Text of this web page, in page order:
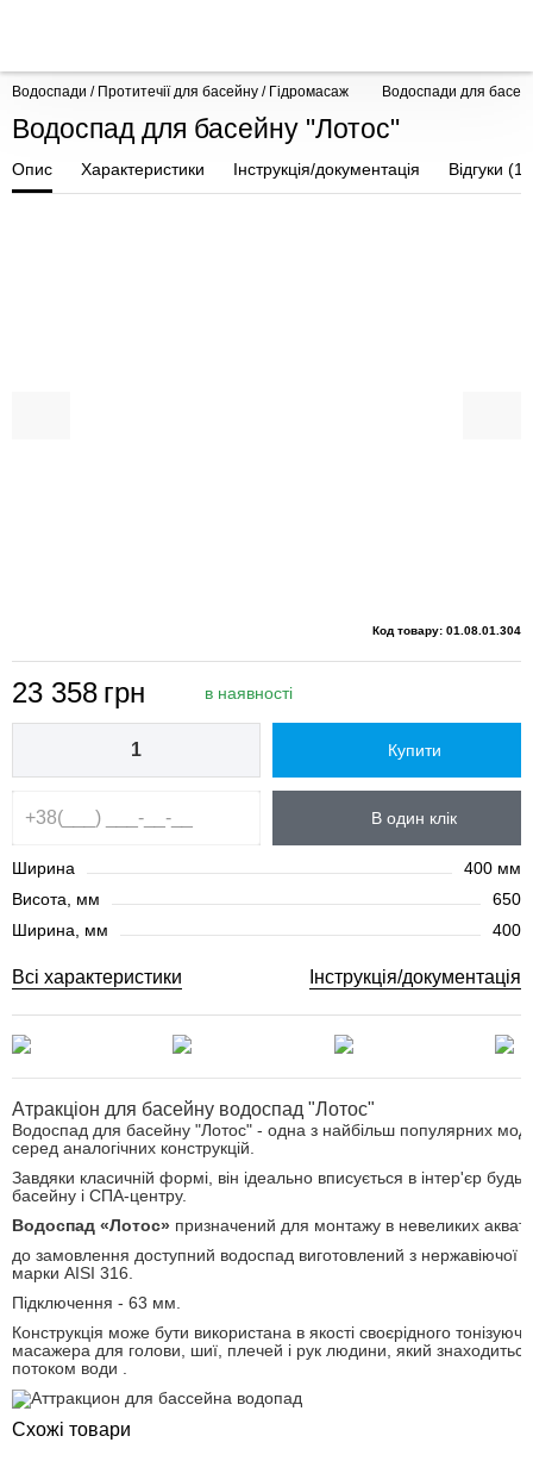
Водоспади / Протитечії для басейну / Гідромасаж Водоспади для
Водоспад для басейну "Лотос"
Опис Характеристики Інструкція/документація Відгуки (1)
Код товару: 01.08.01.304
23 358 грн в наявності
Купити
В один клік
Ширина
400 мм
Висота, мм
650
Ширина, мм
400
Всі характеристики Інструкція/документація
Атракціон для басейну водоспад "Лотос"
Водоспад для басейну "Лотос" - одна з найбільш популярних
серед аналогічних конструкцій.
Завдяки класичній формі, він ідеально вписується в інтер'єр будь-
басейну і СПА-центру.
Водоспад «Лотос» призначений для монтажу в невеликих
до замовлення доступний водоспад виготовлений з нержавіючої
марки AISI 316.
Підключення - 63 мм.
Конструкція може бути використана в якості своєрідного
масажера для голови, шиї, плечей і рук людини, який знаходиться
потоком води .
Схожі товари